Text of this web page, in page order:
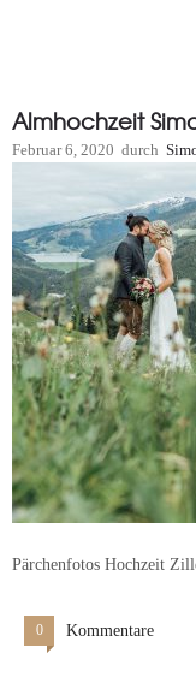
Almhochzeit
Februar 6, 2020 durch
Pärchenfotos Hochzeit
0 Kommentare